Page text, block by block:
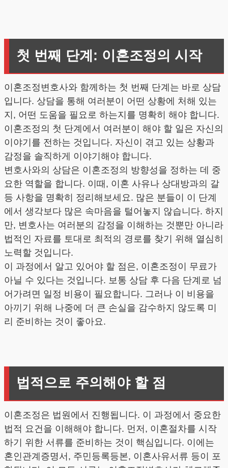
첫 번째 단계: 이혼조정의 시작
이혼조정변호사와 함께하는 첫 번째 단계는 바로 상담
입니다. 상담을 통해 여러분이 어떤 상황에 처해 있는
지, 어떤 도움을 필요로 하는지를 명확히 해야 합니다.
이혼조정의 첫 단계에서 여러분이 해야 할 일은 자신의
이야기를 전하는 것입니다. 자신이 겪고 있는 상황과
감정을 솔직하게 이야기해야 합니다.
변호사와의 상담은 이혼조정의 방향성을 정하는 데 중
요한 역할을 합니다. 이때, 이혼 사유나 상대방과의 갈
등 사항을 명확히 정리해보세요. 많은 분들이 이 단계
에서 생각보다 많은 속마음을 털어놓지 않습니다. 하지
만, 변호사는 여러분의 감정을 이해하는 것뿐만 아니라
법적인 자료를 토대로 최적의 경로를 찾기 위해 열심히
노력할 것입니다.
이 과정에서 알고 있어야 할 점은, 이혼조정이 무료가
아닐 수 있다는 것입니다. 보통 상담 후 다음 단계로 넘
어가려면 일정 비용이 필요합니다. 그러나 이 비용을
아끼기 위해 나중에 더 큰 손실을 감수하지 않도록 미
리 준비하는 것이 좋아요.
법적으로 주의해야 할 점
이혼조정은 법원에서 진행됩니다. 이 과정에서 중요한
법적 요건을 이해해야 합니다. 먼저, 이혼절차를 시작
하기 위한 서류를 준비하는 것이 핵심입니다. 이에는
혼인관계증명서, 주민등록등본, 이혼사유서류 등이 포